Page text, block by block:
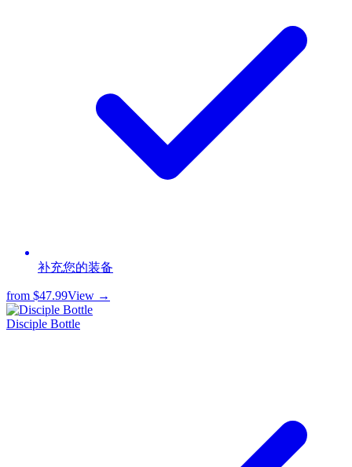
补充您的装备
from $47.99View →
Disciple Bottle